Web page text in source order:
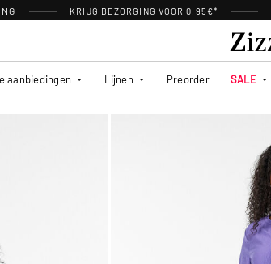
KRIJG BEZORGING VOOR 0,95€*
aanbiedingen Lijnen Preorder SALE